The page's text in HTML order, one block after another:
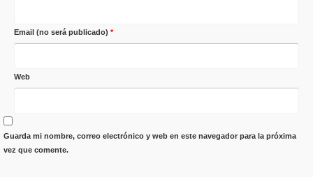
Email (no será publicado) *
Web
Guarda mi nombre, correo electrónico y web en este navegador para la próxima
vez que comente.